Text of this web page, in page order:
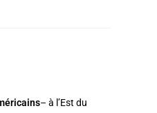
– à l’Est du